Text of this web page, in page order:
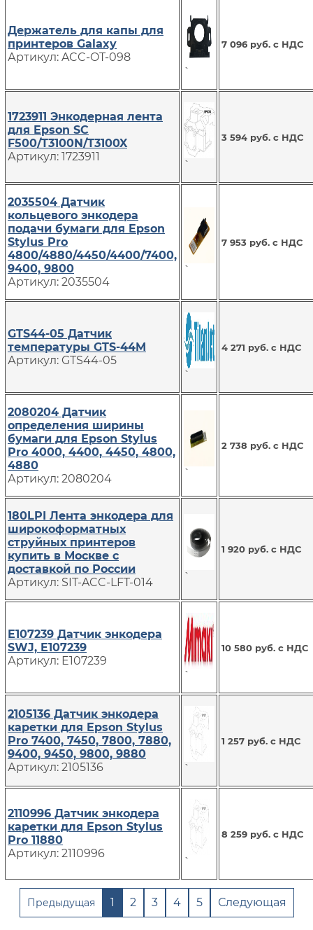
Держатель для капы для
принтеров Galaxy
Артикул: ACC-OT-098
`
7 096 руб. с НДС
1723911 Энкодерная лента
для Epson SC
F500/T3100N/T3100X
Артикул: 1723911
`
3 594 руб. с НДС
2035504 Датчик
кольцевого энкодера
подачи бумаги для Epson
Stylus Pro
4800/4880/4450/4400/7400,
9400, 9800
Артикул: 2035504
`
7 953 руб. с НДС
GTS44-05 Датчик
температуры GTS-44M
Артикул: GTS44-05
`
4 271 руб. с НДС
2080204 Датчик
определения ширины
бумаги для Epson Stylus
Pro 4000, 4400, 4450, 4800,
4880
Артикул: 2080204
`
2 738 руб. с НДС
180LPI Лента энкодера для
широкоформатных
струйных принтеров
купить в Москве с
доставкой по России
Артикул: SIT-ACC-LFT-014
`
1 920 руб. с НДС
E107239 Датчик энкодера
SWJ, E107239
Артикул: E107239
`
10 580 руб. с НДС
2105136 Датчик энкодера
каретки для Epson Stylus
Pro 7400, 7450, 7800, 7880,
9400, 9450, 9800, 9880
Артикул: 2105136
`
1 257 руб. с НДС
2110996 Датчик энкодера
каретки для Epson Stylus
Pro 11880
Артикул: 2110996
`
8 259 руб. с НДС
Предыдущая 1 2 3 4 5 Следующая